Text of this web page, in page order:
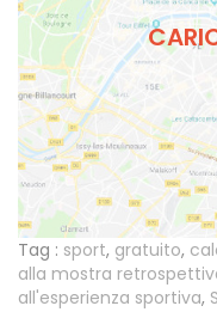
Tag : sport, gratuito,
alla mostra
all'esperienza sportiva,